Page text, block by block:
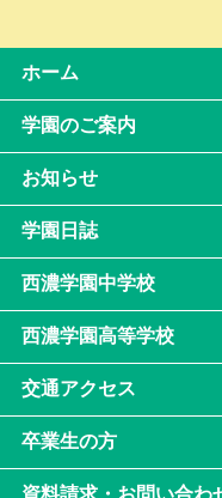
ホーム
学園のご案内
お知らせ
学園日誌
西濃学園中学校
西濃学園高等学校
交通アクセス
卒業生の方
資料請求・お問い合わ